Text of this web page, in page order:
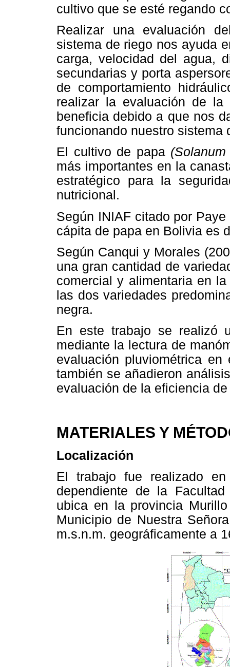
cultivo que se esté regando
Realizar una evaluación
sistema de riego nos ayuda
carga, velocidad del agua,
secundarias y porta
de comportamiento
realizar la evaluación de la
beneficia debido a que nos
funcionando nuestro sistema
El cultivo de papa
más importantes en la
estratégico para la
nutricional.
Según INIAF citado por
cápita de papa en Bolivia es
Según Canqui y Morales
una gran cantidad de
comercial y alimentaria en
las dos variedades
negra.
En este trabajo se realizó
mediante la lectura de
evaluación pluviométrica
también se añadieron
evaluación de la eficiencia
MATERIALES Y
Localización
El trabajo fue realizado
dependiente de la
ubica en la provincia
Municipio de Nuestra
m.s.n.m. geográficamente a